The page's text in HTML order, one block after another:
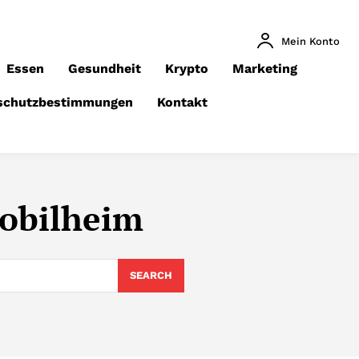
Mein Konto
Essen Gesundheit Krypto Marketing
Kontakt
SEARCH